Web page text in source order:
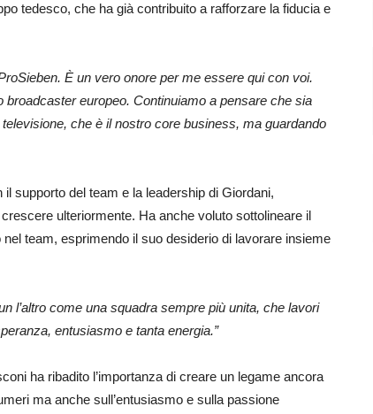
tedesco, che ha già contribuito a rafforzare la fiducia e
È un vero onore per me essere qui con voi.
europeo. Continuiamo a pensare che sia
che è il nostro core business, ma guardando
supporto del team e la leadership di Giordani,
ulteriormente. Ha anche voluto sottolineare il
team, esprimendo il suo desiderio di lavorare insieme
l’altro come una squadra sempre più unita, che lavori
entusiasmo e tanta energia.”
ha ribadito l’importanza di creare un legame ancora
ma anche sull’entusiasmo e sulla passione